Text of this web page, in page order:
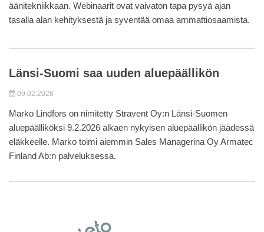
äänitekniikkaan. Webinaarit ovat vaivaton tapa pysyä ajan
tasalla alan kehityksestä ja syventää omaa ammattiosaamista.
Länsi-Suomi saa uuden aluepäällikön
09.02.2026
Marko Lindfors on nimitetty Stravent Oy:n Länsi-Suomen
aluepäälliköksi 9.2.2026 alkaen nykyisen aluepäällikön jäädessä
eläkkeelle. Marko toimi aiemmin Sales Managerina Oy Armatec
Finland Ab:n palveluksessa.